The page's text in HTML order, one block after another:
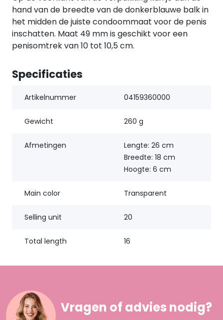
hand van de breedte van de donkerblauwe balk in
het midden de juiste condoommaat voor de penis
inschatten. Maat 49 mm is geschikt voor een
penisomtrek van 10 tot 10,5 cm.
Specificaties
Artikelnummer 04159360000
Gewicht 260 g
Afmetingen
Lengte: 26 cm
Breedte: 18 cm
Hoogte: 6 cm
Main color Transparent
Selling unit 20
Total length 16
Vragen of advies nodig?